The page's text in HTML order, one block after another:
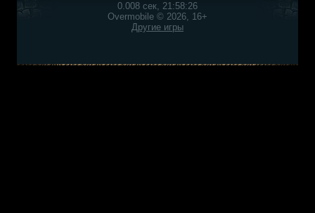
0.008 сек, 21:58:26
Overmobile © 2026, 16+
Другие игры